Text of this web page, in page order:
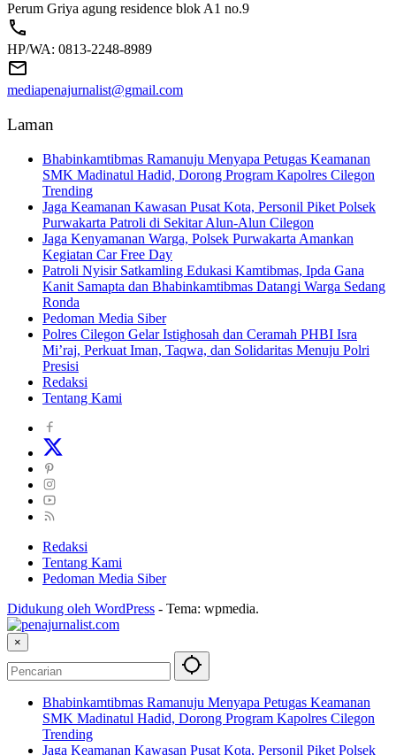
Perum Griya agung residence blok A1 no.9
HP/WA: 0813-2248-8989
mediapenajurnalist@gmail.com
Laman
Bhabinkamtibmas Ramanuju Menyapa Petugas Keamanan
SMK Madinatul Hadid, Dorong Program Kapolres Cilegon
Trending
Jaga Keamanan Kawasan Pusat Kota, Personil Piket Polsek
Purwakarta Patroli di Sekitar Alun-Alun Cilegon
Jaga Kenyamanan Warga, Polsek Purwakarta Amankan
Kegiatan Car Free Day
Patroli Nyisir Satkamling Edukasi Kamtibmas, Ipda Gana
Kanit Samapta dan Bhabinkamtibmas Datangi Warga Sedang
Ronda
Pedoman Media Siber
Polres Cilegon Gelar Istighosah dan Ceramah PHBI Isra
Mi’raj, Perkuat Iman, Taqwa, dan Solidaritas Menuju Polri
Presisi
Redaksi
Tentang Kami
Redaksi
Tentang Kami
Pedoman Media Siber
Didukung oleh WordPress - Tema: wpmedia.
×
Bhabinkamtibmas Ramanuju Menyapa Petugas Keamanan
SMK Madinatul Hadid, Dorong Program Kapolres Cilegon
Trending
Jaga Keamanan Kawasan Pusat Kota, Personil Piket Polsek